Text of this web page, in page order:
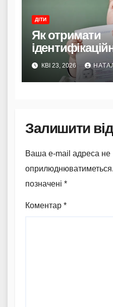
ДІТИ
Як отримати
повний гід
КВІ 23, 2026
Залишити
Ваша e-mail адреса не
оприлюднюватиметься.
позначені *
Коментар *